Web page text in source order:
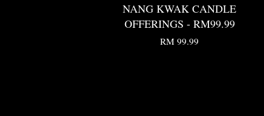
NANG KWAK CANDLE
OFFERINGS - RM99.99
RM 99.99